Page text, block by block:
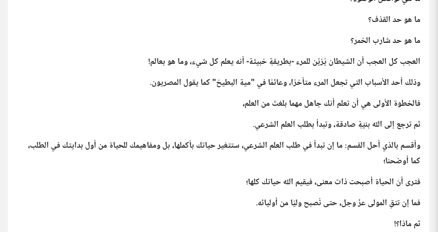
ما هو حد القذف؟
ما هو حد شارب الخمر؟
العجب كل العجب أن الشيطان يُزيِّن للمرء -بطريقةٍ خبيثة- أنه يعلم كل شيء، وما هو بعالم!
وذلك أحد الأسباب التي تجعل المرء متأخرًا، وعائمًا في "مية البطيخ" كما يقول المصريون.
فالخطوة الأولى هي أن تعلم أنك جاهل مهما بلغتَ من العلم،
ثم ترجع إلى الله بنيّةٍ صادقة، وتبدأ بطلب العلم الشرعي.
وأقسم بالذي أحل القسم: ما إن تبدأ في طلب العلم الشرعي، ستتغير حياتك بأكملها، بل ومفاهيمك للحياة من أول بدايتك في الطلب،
كما أوضحنا؛
فترى أن الحياة أصبحت ذات معنى، فيقيم الله حياتك كلها؛
فما إن تتقِ المولى عزّ وجل، حتى تُصبح وليًا من أوليائه.
ثم ماذا؟!